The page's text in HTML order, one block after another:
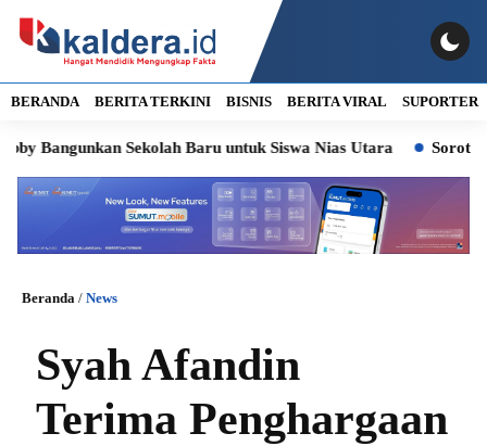
BERANDA BERITA TERKINI BISNIS BERITA VIRAL SUPORTER
Sekolah Baru untuk Siswa Nias Utara Soroti Kasus
Beranda / News
Syah Afandin
Terima Penghargaan